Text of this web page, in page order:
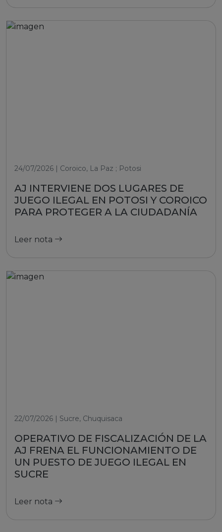
24/07/2026 | Coroico, La Paz ; Potosi
AJ INTERVIENE DOS LUGARES DE
JUEGO ILEGAL EN POTOSI Y COROICO
PARA PROTEGER A LA CIUDADANÍA
Leer nota
22/07/2026 | Sucre, Chuquisaca
OPERATIVO DE FISCALIZACIÓN DE LA
AJ FRENA EL FUNCIONAMIENTO DE
UN PUESTO DE JUEGO ILEGAL EN
SUCRE
Leer nota